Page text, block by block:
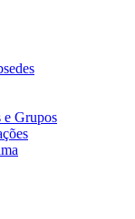
e Grupos